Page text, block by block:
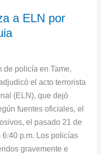
a ELN por
de policía en Tame,
el acto terrorista
(ELN), que dejó
fuentes oficiales, el
el pasado 21 de
p.m. Los policías
gravemente e